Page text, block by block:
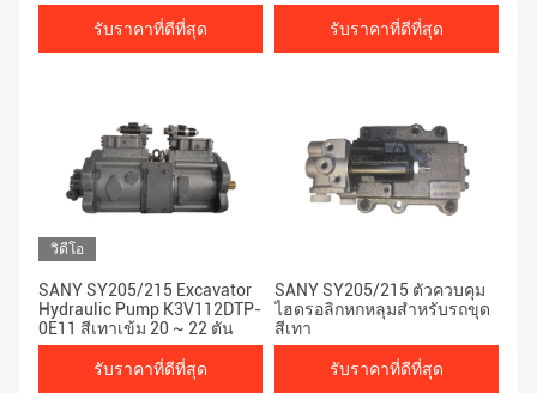
รับราคาที่ดีที่สุด รับราคาที่ดีที่สุด
วิดีโอ
SANY SY205/215 Excavator
Hydraulic Pump K3V112DTP-
0E11 สีเทาเข้ม 20 ~ 22 ตัน
รับราคาที่ดีที่สุด
SANY SY205/215 ตัวควบคุม
ไฮดรอลิกหกหลุมสำหรับรถขุด
สีเทา
รับราคาที่ดีที่สุด